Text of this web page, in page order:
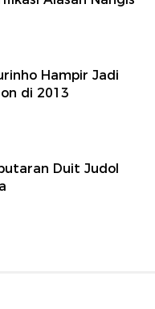
Hampir Jadi
di 2013
Duit Judol